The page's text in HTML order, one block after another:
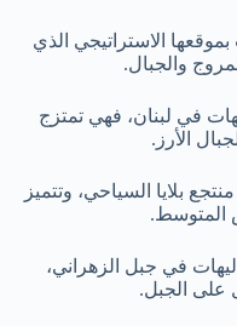
الاستراتيجي الذي
والجبال.
في لبنان، فهي تمتزج
الأرز.
بلايا السياحي، وتتميز
المتوسط.
في جبل الزهراني،
على الجبل.